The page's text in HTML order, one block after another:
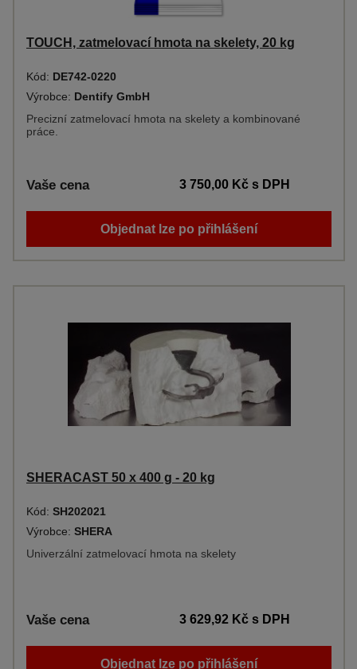
TOUCH, zatmelovací hmota na skelety, 20 kg
Kód: DE742-0220
Výrobce: Dentify GmbH
Precizní zatmelovací hmota na skelety a kombinované
práce.
Vaše cena 3 750,00 Kčs DPH
Objednat lze po přihlášení
SHERACAST 50 x 400 g - 20 kg
Kód: SH202021
Výrobce: SHERA
Univerzální zatmelovací hmota na skelety
Vaše cena 3 629,92 Kčs DPH
Objednat lze po přihlášení